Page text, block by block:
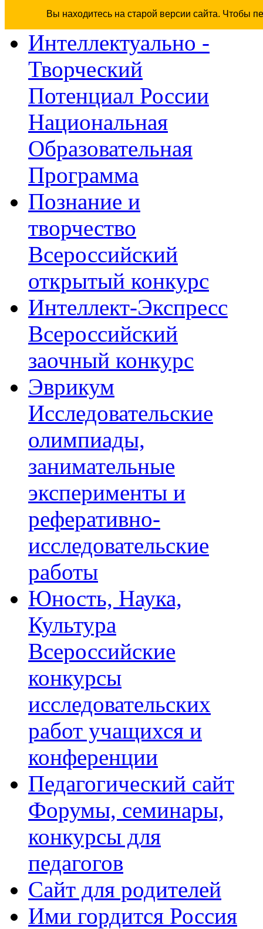
Вы находитесь на старой версии сайта. Чтобы
Интеллектуально -
Творческий
Потенциал России
Национальная
Образовательная
Программа
Познание и
творчество
Всероссийский
открытый конкурс
Интеллект-Экспресс
Всероссийский
заочный конкурс
Эврикум
Исследовательские
олимпиады,
занимательные
эксперименты и
реферативно-
исследовательские
работы
Юность, Наука,
Культура
Всероссийские
конкурсы
исследовательских
работ учащихся и
конференции
Педагогический сайт
Форумы, семинары,
конкурсы для
педагогов
Сайт для родителей
Ими гордится Россия